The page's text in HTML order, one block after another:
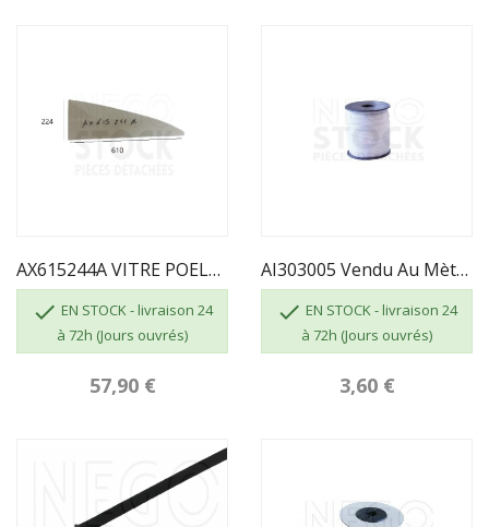
AX615244A VITRE POELE POW-WOW
 EN STOCK - livraison 24
à 72h (Jours ouvrés)
57,90 €
AI303005 Vendu Au Mètre - JOINT TRESSE...
 EN STOCK - livraison 24
à 72h (Jours ouvrés)
3,60 €